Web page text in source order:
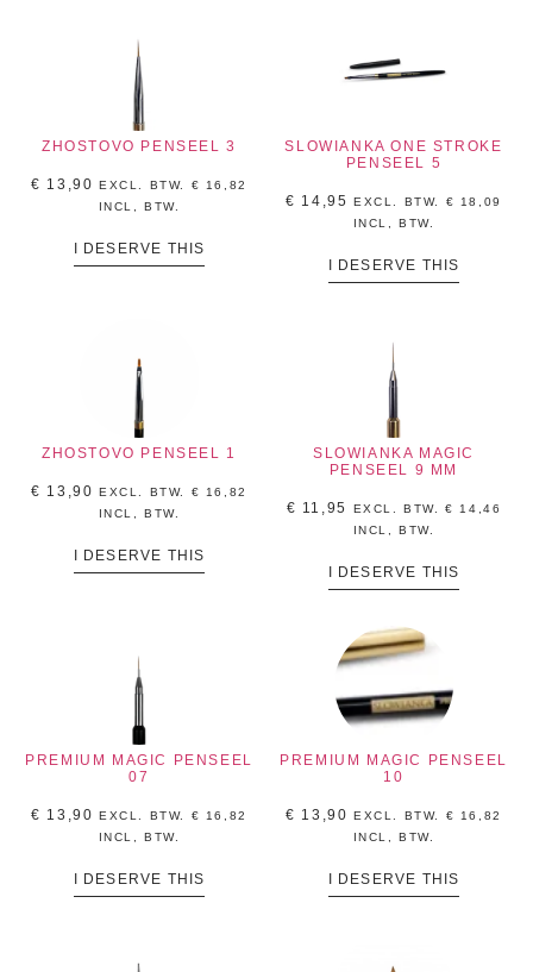
ZHOSTOVO PENSEEL 3
€ 13,90 EXCL. BTW. €
16,82
INCL, BTW.
I DESERVE THIS
SLOWIANKA ONE STROKE
PENSEEL 5
€ 14,95 EXCL. BTW. €
18,09
INCL, BTW.
I DESERVE THIS
ZHOSTOVO PENSEEL 1
€ 13,90 EXCL. BTW. €
16,82
INCL, BTW.
I DESERVE THIS
SLOWIANKA MAGIC
PENSEEL 9 MM
€ 11,95 EXCL. BTW.€
14,46
INCL, BTW.
I DESERVE THIS
PREMIUM MAGIC PENSEEL
07
€ 13,90 EXCL. BTW. €
16,82
INCL, BTW.
I DESERVE THIS
PREMIUM MAGIC PENSEEL
10
€ 13,90 EXCL. BTW. €
16,82
INCL, BTW.
I DESERVE THIS